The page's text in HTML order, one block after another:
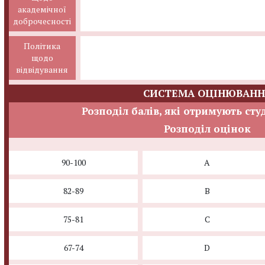
академічної
доброчесності
Політика
щодо
відвідування
СИСТЕМА
Розподіл балів, які отримують
Розподіл оцінок
90-100 A
82-89 B
75-81 C
67-74 D